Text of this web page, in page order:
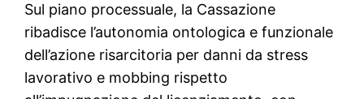
Sul piano processuale, la Cassazione
ribadisce l’autonomia ontologica e funzionale
dell’azione risarcitoria per danni da stress
lavorativo e mobbing rispetto